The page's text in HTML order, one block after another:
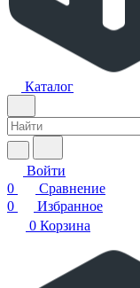
Каталог
Войти
0
Сравнение
0
Избранное
0 Корзина